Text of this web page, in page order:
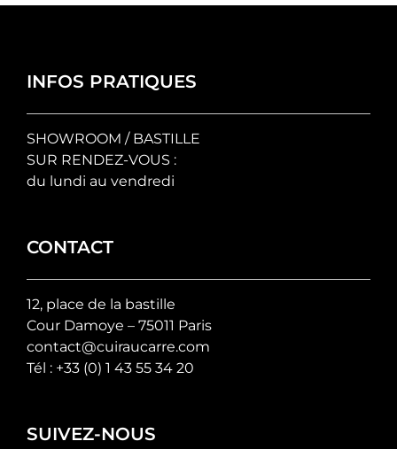
INFOS PRATIQUES
SHOWROOM / BASTILLE
SUR RENDEZ-VOUS :
du lundi au vendredi
CONTACT
12, place de la bastille
Cour Damoye – 75011 Paris
contact@cuiraucarre.com
Tél : +33 (0) 1 43 55 34 20
SUIVEZ-NOUS